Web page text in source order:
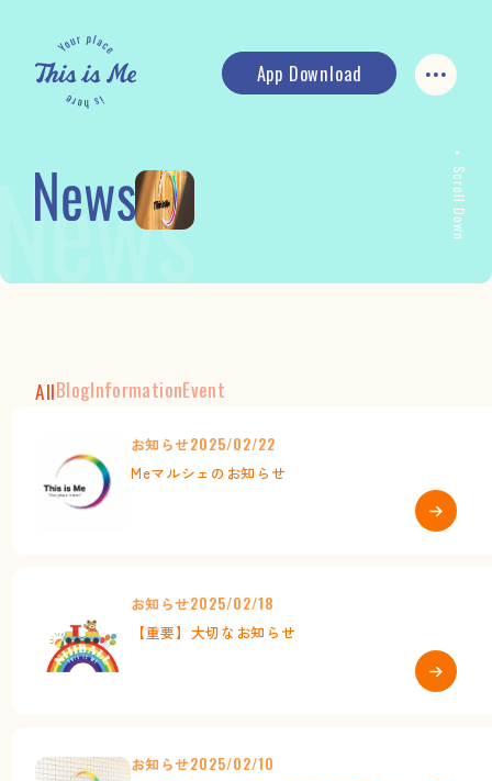
App Download
Scroll Down
AllBlogInformationEvent
お知らせ2025/02/22
Meマルシェのお知らせ
お知らせ2025/02/18
【重要】大切なお知らせ
お知らせ2025/02/10